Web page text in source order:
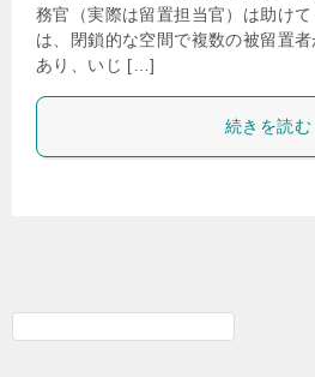
務官（実際は留置担当官）は助け
は、閉鎖的な空間で複数の被留置
あり、いじ […]
続きを読む